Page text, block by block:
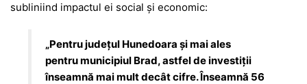
subliniind impactul ei social și economic:
„Pentru județul Hunedoara și mai ales
pentru municipiul Brad, astfel de investiții
înseamnă mai mult decât cifre. Înseamnă 56